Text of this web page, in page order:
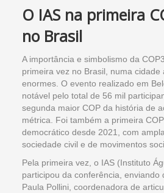
O IAS na primeira
no Brasil
A importância e simbolismo da
primeira vez no Brasil, numa cidade
enormes. O evento realizado em
notável pelo total de 56 mil
segunda maior COP da história de
métrica. Foi também a primeira
democrático desde 2021, com
sociedade civil e de movimentos
Pela primeira vez, o IAS (Instituto
participou da conferência, enviando
Paula Pollini, coordenadora de